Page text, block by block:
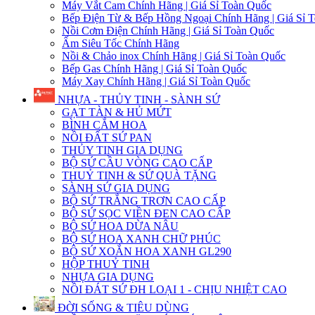
Máy Vắt Cam Chính Hãng | Giá Sỉ Toàn Quốc
Bếp Điện Từ & Bếp Hồng Ngoại Chính Hãng | Giá Sỉ
Nồi Cơm Điện Chính Hãng | Giá Sỉ Toàn Quốc
Ấm Siêu Tốc Chính Hãng
Nồi & Chảo inox Chính Hãng | Giá Sỉ Toàn Quốc
Bếp Gas Chính Hãng | Giá Sỉ Toàn Quốc
Máy Xay Chính Hãng | Giá Sỉ Toàn Quốc
NHỰA - THỦY TINH - SÀNH SỨ
GẠT TÀN & HỦ MỨT
BÌNH CẮM HOA
NỒI ĐẤT SỨ PAN
THỦY TINH GIA DỤNG
BỘ SỨ CẦU VÒNG CAO CẤP
THUỶ TINH & SỨ QUÀ TẶNG
SÀNH SỨ GIA DỤNG
BỘ SỨ TRẮNG TRƠN CAO CẤP
BỘ SỨ SỌC VIỀN ĐEN CAO CẤP
BỘ SỨ HOA DỪA NÂU
BỘ SỨ HOA XANH CHỮ PHÚC
BỘ SỨ XOẮN HOA XANH GL290
HỘP THUỶ TINH
NHỰA GIA DỤNG
NỒI ĐÁT SỨ ĐH LOẠI 1 - CHỊU NHIỆT CAO
ĐỜI SỐNG & TIÊU DÙNG